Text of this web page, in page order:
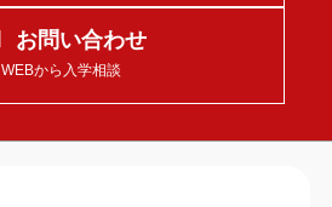
お問い合わせ
WEBから入学相談